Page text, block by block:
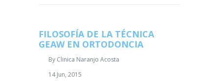
FILOSOFÍA DE LA TÉCNICA
GEAW EN ORTODONCIA
By Clinica Naranjo Acosta
14 Jun, 2015